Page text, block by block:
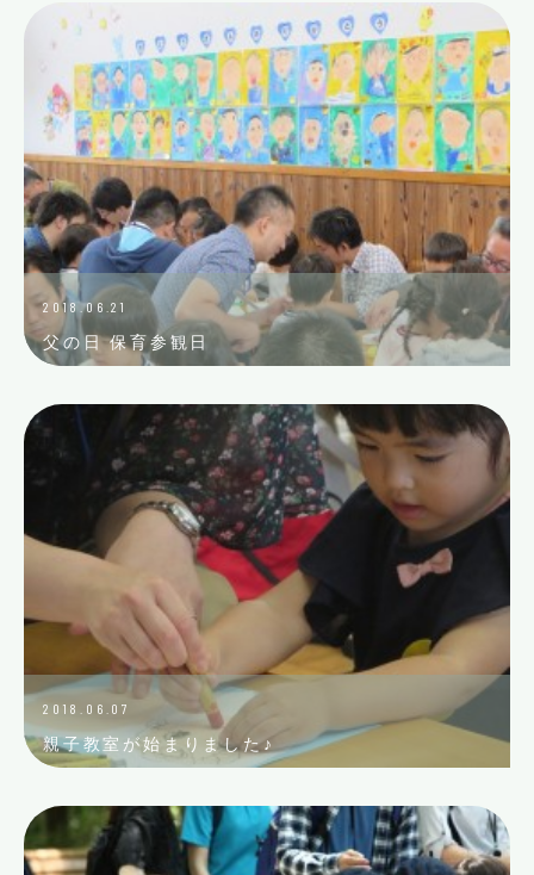
2018.06.21
父の日 保育参観日
2018.06.07
親子教室が始まりました♪